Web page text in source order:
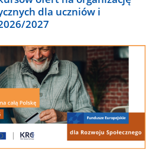
dla uczniów i
2027